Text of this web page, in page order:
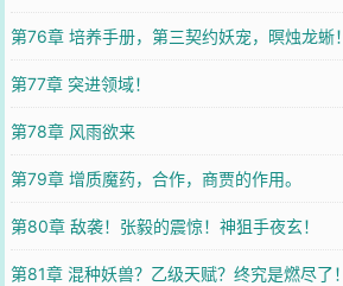
第76章 培养手册，第三契约妖宠，暝烛龙蜥！
第77章 突进领域！
第78章 风雨欲来
第79章 增质魔药，合作，商贾的作用。
第80章 敌袭！张毅的震惊！神狙手夜玄！
第81章 混种妖兽？乙级天赋？终究是燃尽了！